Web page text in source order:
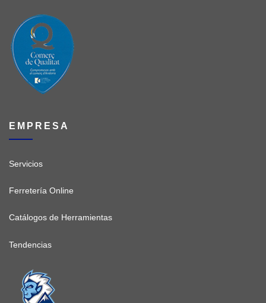
EMPRESA
Servicios
Ferretería Online
Catálogos de Herramientas
Tendencias